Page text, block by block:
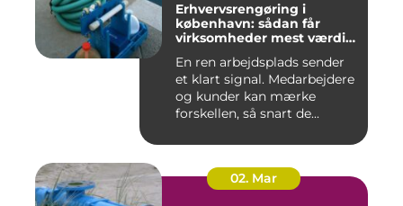
Erhvervsrengøring i
københavn: sådan får
virksomheder mest værdi
En ren arbejdsplads sender
et klart signal. Medarbejdere
og kunder kan mærke
forskellen, så snart de...
02. Mar